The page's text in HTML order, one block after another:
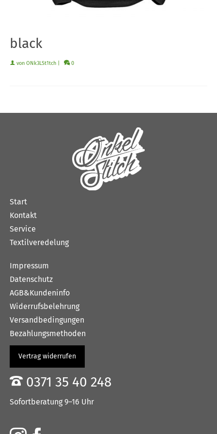
black
von ONk3LSt1tch 0
Start
Kontakt
Service
Textilveredelung
Impressum
Datenschutz
AGB&Kundeninfo
Widerrufsbelehrung
Versandbedingungen
Bezahlungsmethoden
Vertrag widerrufen
0371 35 40 248
Sofortberatung 9–16 Uhr